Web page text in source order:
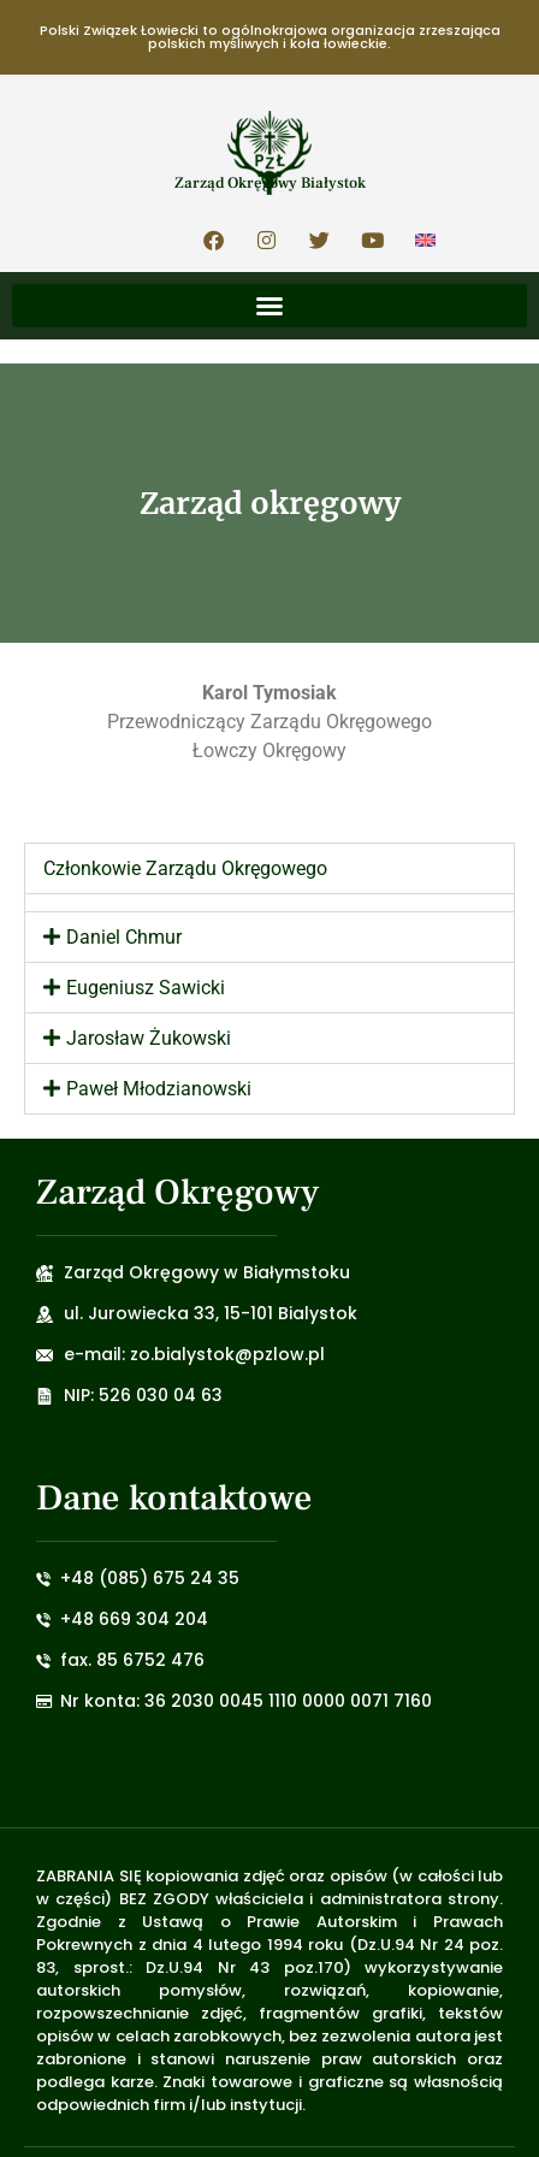
Polski Związek Łowiecki to ogólnokrajowa organizacja zrzeszająca
polskich myśliwych i koła łowieckie.
Zarząd Okręgowy Białystok
Zarząd okręgowy
Karol Tymosiak
Przewodniczący Zarządu Okręgowego
Łowczy Okręgowy
Członkowie Zarządu Okręgowego
Daniel Chmur
Eugeniusz Sawicki
Jarosław Żukowski
Paweł Młodzianowski
Zarząd Okręgowy
Zarząd Okręgowy w Białymstoku
ul. Jurowiecka 33, 15-101 Bialystok
e-mail: zo.bialystok@pzlow.pl
NIP: 526 030 04 63
Dane kontaktowe
+48 (085) 675 24 35
+48 669 304 204
fax. 85 6752 476
Nr konta: 36 2030 0045 1110 0000 0071 7160
ZABRANIA SIĘ kopiowania zdjęć oraz opisów (w całości lub
w części) BEZ ZGODY właściciela i administratora strony.
Zgodnie z Ustawą o Prawie Autorskim i Prawach
Pokrewnych z dnia 4 lutego 1994 roku (Dz.U.94 Nr 24 poz.
83, sprost.: Dz.U.94 Nr 43 poz.170) wykorzystywanie
autorskich pomysłów, rozwiązań, kopiowanie,
rozpowszechnianie zdjęć, fragmentów grafiki, tekstów
opisów w celach zarobkowych, bez zezwolenia autora jest
zabronione i stanowi naruszenie praw autorskich oraz
podlega karze. Znaki towarowe i graficzne są własnością
odpowiednich firm i/lub instytucji.